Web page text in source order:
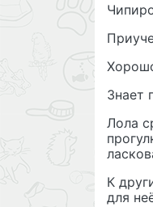
Знает
Лола
К
для